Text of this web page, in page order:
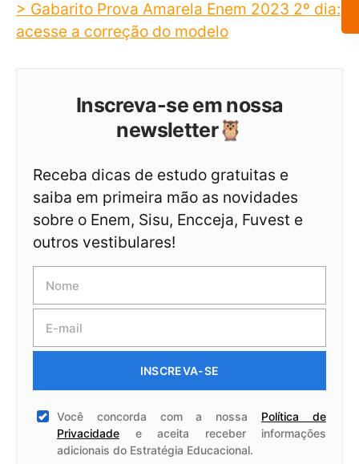
> Gabarito Prova Amarela Enem 2023 2º dia:
acesse a correção do modelo
Inscreva-se em nossa
newsletter🦉
Receba dicas de estudo gratuitas e
saiba em primeira mão as novidades
sobre o Enem, Sisu, Encceja, Fuvest e
outros vestibulares!
INSCREVA-SE
Você concorda com a nossa Política de
Privacidade e aceita receber informações
adicionais do Estratégia Educacional.